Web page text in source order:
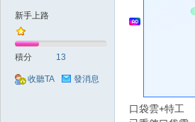
新手上路
積分 13
收聽TA 發消息
口袋雲+特工